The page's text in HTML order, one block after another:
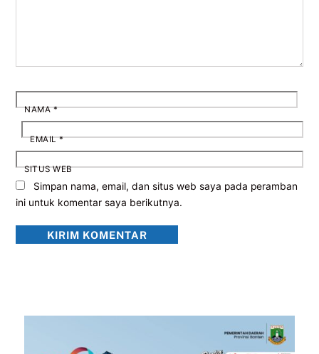
NAMA*
EMAIL*
SITUS WEB
Simpan nama, email, dan situs web saya pada peramban
ini untuk komentar saya berikutnya.